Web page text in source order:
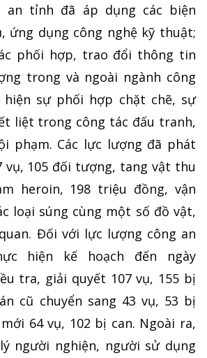
an tỉnh đã áp dụng các biện
ứng dụng công nghệ kỹ thuật;
phối hợp, trao đổi thông tin
trong và ngoài ngành công
sự phối hợp chặt chẽ, sự
liệt trong công tác đấu tranh,
phạm. Các lực lượng đã phát
vụ, 105 đối tượng, tang vật thu
heroin, 198 triệu đồng, vận
loại súng cùng một số đồ vật,
Đối với lực lượng công an
hiện kế hoạch đến ngày
tra, giải quyết 107 vụ, 155 bị
cũ chuyển sang 43 vụ, 53 bị
64 vụ, 102 bị can. Ngoài ra,
người nghiện, người sử dụng